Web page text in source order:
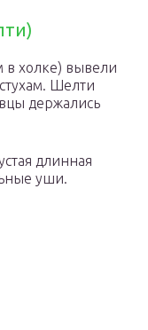
в холке) вывели
Шелти
держались
длинная
уши.